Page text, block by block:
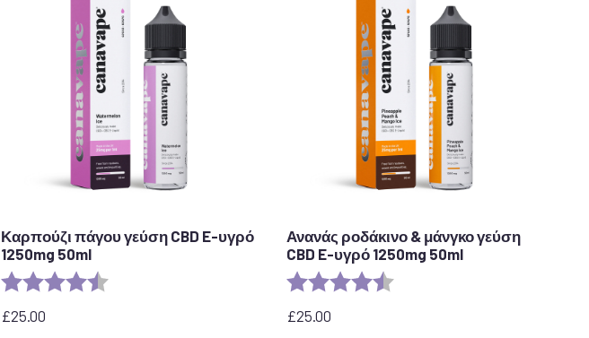
Καρπούζι πάγου γεύση CBD E-υγρό
1250mg 50ml
Αξιολόγηση: 4,7 από 5 αστέρια
£25.00
Ανανάς ροδάκινο & μάνγκο γεύση
CBD E-υγρό 1250mg 50ml
Αξιολόγηση:
£25.00